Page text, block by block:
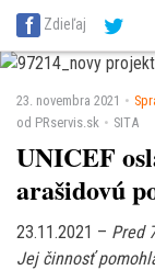
SITA Energetika
SITA Potravinárstvo
Zdieľaj
23. novembra 2021
od PRservis.sk
SITA
UNICEF
arašidovú
23.11.2021 – Pred
Jej činnosť